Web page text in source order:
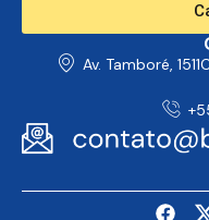
Av. Tamboré,